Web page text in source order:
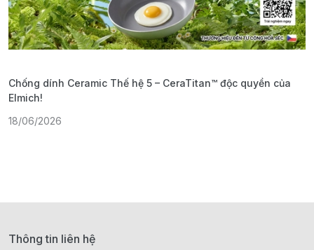
Chống dính Ceramic Thế hệ 5 – CeraTitan™ độc quyền của
Elmich!
18/06/2026
Thông tin liên hệ